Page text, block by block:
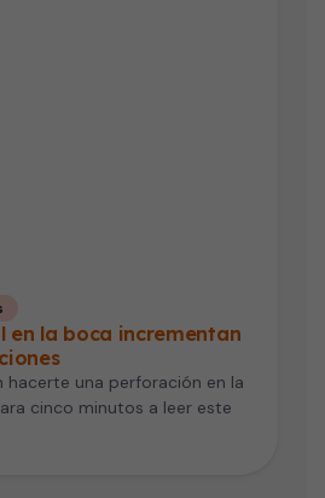
en la boca incrementan
hacerte una perforación en la
cinco minutos a leer este